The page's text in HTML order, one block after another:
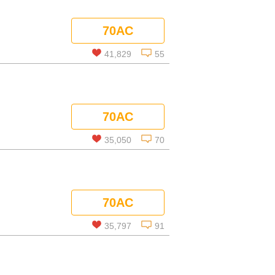
コメントを見る
70AC
41,829 55
コメントを見る
70AC
35,050 70
コメントを見る
70AC
35,797 91